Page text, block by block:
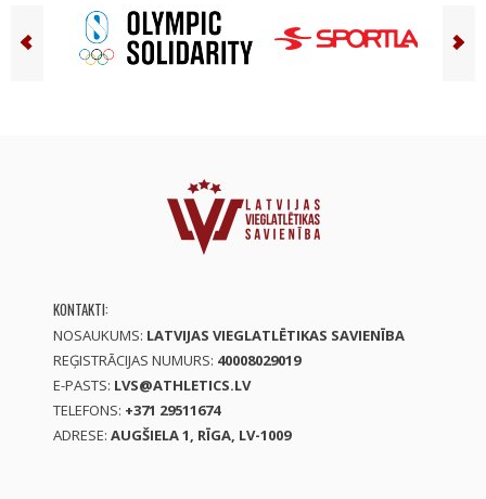
KONTAKTI:
NOSAUKUMS: LATVIJAS VIEGLATLĒTIKAS SAVIENĪBA
REĢISTRĀCIJAS NUMURS: 40008029019
E-PASTS: LVS@ATHLETICS.LV
TELEFONS: +371 29511674
ADRESE: AUGŠIELA 1, RĪGA, LV-1009